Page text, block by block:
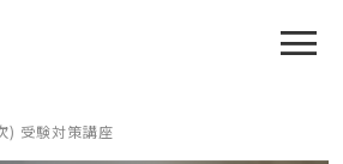
) 受験対策講座